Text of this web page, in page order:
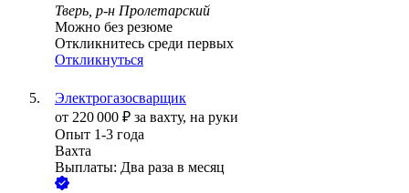
Тверь, р-н Пролетарский
Можно без резюме
Откликнитесь среди первых
Откликнуться
Электрогазосварщик
от 220 000 ₽ за вахту, на руки
Опыт 1-3 года
Вахта
Выплаты: Два раза в месяц